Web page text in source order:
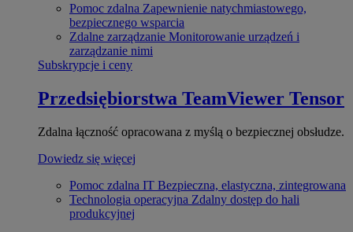
Pomoc zdalna Zapewnienie natychmiastowego,
bezpiecznego wsparcia
Zdalne zarządzanie Monitorowanie urządzeń i
zarządzanie nimi
Subskrypcje i ceny
Przedsiębiorstwa TeamViewer Tensor
Zdalna łączność opracowana z myślą o bezpiecznej obsłudze.
Dowiedz się więcej
Pomoc zdalna IT Bezpieczna, elastyczna, zintegrowana
Technologia operacyjna Zdalny dostęp do hali
produkcyjnej